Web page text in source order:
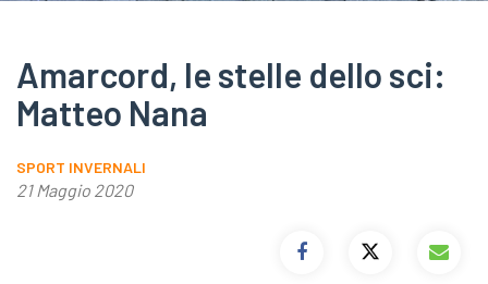
Amarcord, le stelle dello sci:
Matteo Nana
SPORT INVERNALI
21 Maggio 2020